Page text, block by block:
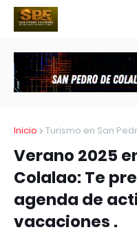
Inicio Turismo en San
Verano 2025
Colalao: Te
agenda de
vacaciones .